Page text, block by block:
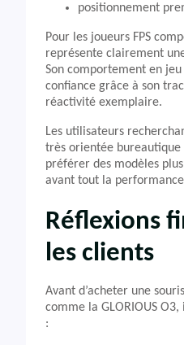
positionnement
Pour les joueurs FPS
représente clairement
Son comportement en
confiance grâce à son
réactivité exemplaire.
Les utilisateurs
très orientée
préférer des modèles
avant tout la
Réflexions
les clients
Avant d’acheter une
comme la GLORIOUS
: